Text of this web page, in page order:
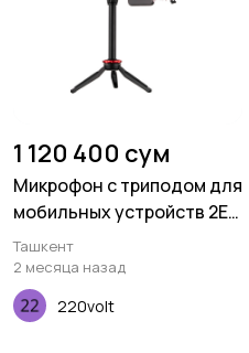
1 120 400 сум
Микрофон с триподом для
мобильных устройств 2E
MM011 Vlog KIT, 3.5mm
Ташкент
2 месяца назад
220volt